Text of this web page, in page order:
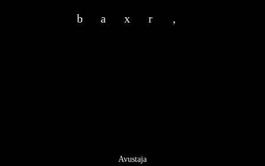
b a x r ,
Avustaja